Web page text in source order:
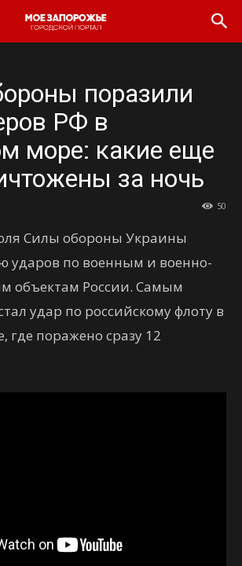
поразили
РФ в
море: какие еще
за ночь
50
Силы обороны Украины
ударов по военным и военно-
объектам России. Самым
удар по российскому флоту в
где поражено сразу 12